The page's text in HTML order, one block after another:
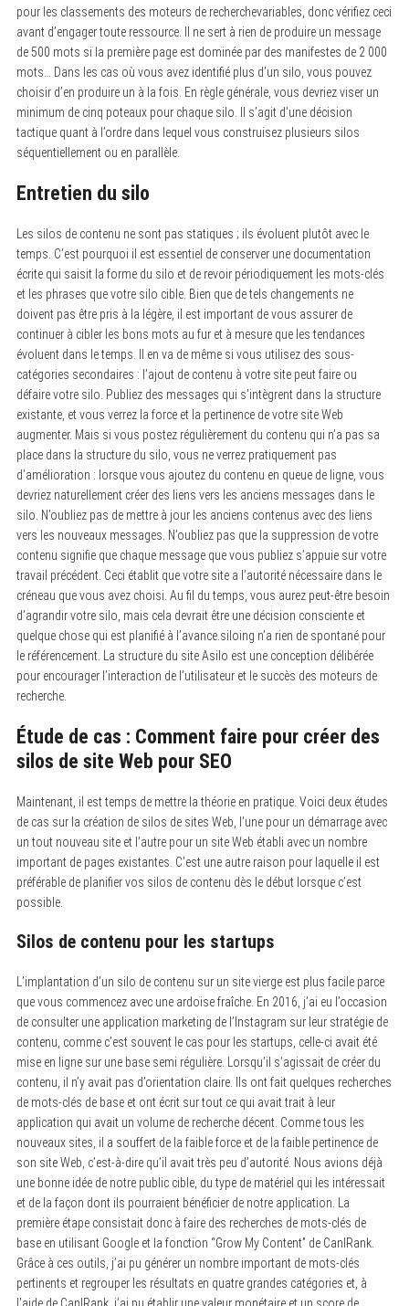
pour les classements des moteurs de recherchevariables, donc vérifiez ceci
avant d’engager toute ressource. Il ne sert à rien de produire un message
de 500 mots si la première page est dominée par des manifestes de 2 000
mots… Dans les cas où vous avez identifié plus d’un silo, vous pouvez
choisir d’en produire un à la fois. En règle générale, vous devriez viser un
minimum de cinq poteaux pour chaque silo. Il s’agit d’une décision
tactique quant à l’ordre dans lequel vous construisez plusieurs silos
séquentiellement ou en parallèle.
Entretien du silo
Les silos de contenu ne sont pas statiques ; ils évoluent plutôt avec le
temps. C’est pourquoi il est essentiel de conserver une documentation
écrite qui saisit la forme du silo et de revoir périodiquement les mots-clés
et les phrases que votre silo cible. Bien que de tels changements ne
doivent pas être pris à la légère, il est important de vous assurer de
continuer à cibler les bons mots au fur et à mesure que les tendances
évoluent dans le temps. Il en va de même si vous utilisez des sous-
catégories secondaires : l’ajout de contenu à votre site peut faire ou
défaire votre silo. Publiez des messages qui s’intègrent dans la structure
existante, et vous verrez la force et la pertinence de votre site Web
augmenter. Mais si vous postez régulièrement du contenu qui n’a pas sa
place dans la structure du silo, vous ne verrez pratiquement pas
d’amélioration : lorsque vous ajoutez du contenu en queue de ligne, vous
devriez naturellement créer des liens vers les anciens messages dans le
silo. N’oubliez pas de mettre à jour les anciens contenus avec des liens
vers les nouveaux messages. N’oubliez pas que la suppression de votre
contenu signifie que chaque message que vous publiez s’appuie sur votre
travail précédent. Ceci établit que votre site a l’autorité nécessaire dans le
créneau que vous avez choisi. Au fil du temps, vous aurez peut-être besoin
d’agrandir votre silo, mais cela devrait être une décision consciente et
quelque chose qui est planifié à l’avance.siloing n’a rien de spontané pour
le référencement. La structure du site Asilo est une conception délibérée
pour encourager l’interaction de l’utilisateur et le succès des moteurs de
recherche.
Étude de cas : Comment faire pour créer des
silos de site Web pour SEO
Maintenant, il est temps de mettre la théorie en pratique. Voici deux études
de cas sur la création de silos de sites Web, l’une pour un démarrage avec
un tout nouveau site et l’autre pour un site Web établi avec un nombre
important de pages existantes. C’est une autre raison pour laquelle il est
préférable de planifier vos silos de contenu dès le début lorsque c’est
possible.
Silos de contenu pour les startups
L’implantation d’un silo de contenu sur un site vierge est plus facile parce
que vous commencez avec une ardoise fraîche. En 2016, j’ai eu l’occasion
de consulter une application marketing de l’Instagram sur leur stratégie de
contenu, comme c’est souvent le cas pour les startups, celle-ci avait été
mise en ligne sur une base semi régulière. Lorsqu’il s’agissait de créer du
contenu, il n’y avait pas d’orientation claire. Ils ont fait quelques recherches
de mots-clés de base et ont écrit sur tout ce qui avait trait à leur
application qui avait un volume de recherche décent. Comme tous les
nouveaux sites, il a souffert de la faible force et de la faible pertinence de
son site Web, c’est-à-dire qu’il avait très peu d’autorité. Nous avions déjà
une bonne idée de notre public cible, du type de matériel qui les intéressait
et de la façon dont ils pourraient bénéficier de notre application. La
première étape consistait donc à faire des recherches de mots-clés de
base en utilisant Google et la fonction “Grow My Content” de CanIRank.
Grâce à ces outils, j’ai pu générer un nombre important de mots-clés
pertinents et regrouper les résultats en quatre grandes catégories et, à